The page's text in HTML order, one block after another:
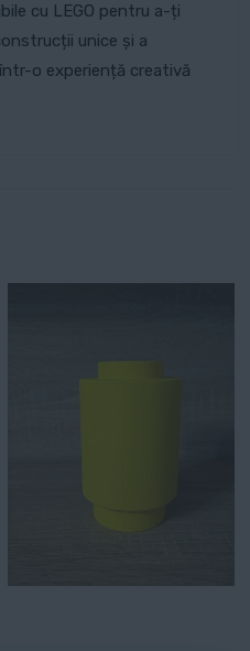
cu LEGO pentru a-ți
unice și a
o experiență creativă